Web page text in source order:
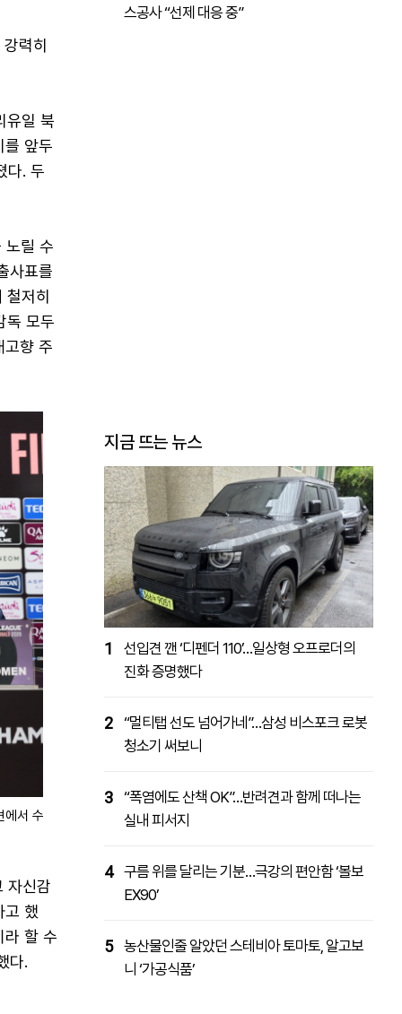
력히
유일 북
를 앞두
다. 두
노릴 수
사표를
저히
독 모두
고향 주
에서 수
자신감
고 했
라 할 수
다.
스공사 “선제 대응 중”
지금 뜨는 뉴스
1
선입견 깬 ‘디펜더 110’…일상형 오프로더의
진화 증명했다
2 “멀티탭 선도 넘어가네”…삼성 비스포크 로봇
청소기 써보니
3 “폭염에도 산책 OK”…반려견과 함께 떠나는
실내 피서지
4 구름 위를 달리는 기분…극강의 편안함 ‘볼보
EX90’
5 농산물인줄 알았던 스테비아 토마토, 알고보
니 ‘가공식품’